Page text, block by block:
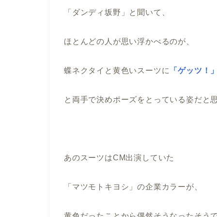
「ダンディ坂野」と聞いて、
ほとんどの人が思い浮かべるのが、
蝶ネクタイと黄色いスーツに 「ゲッツ！」
と両手で決めポーズをとっている姿だと
あのスーツはCM出演していた
「マツモトキヨシ」の企業カラーが、